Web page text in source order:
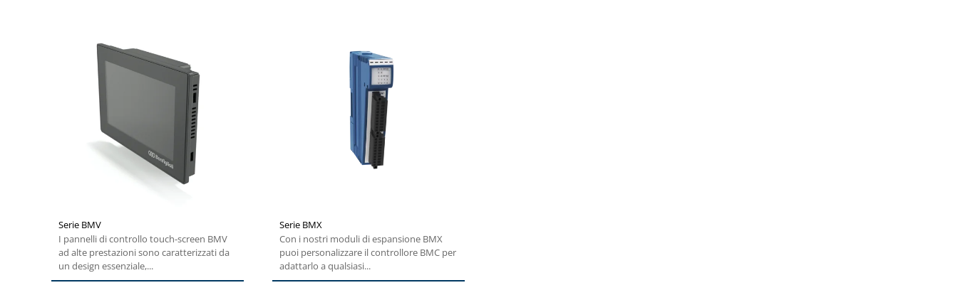
Serie BMV
I pannelli di controllo touch-screen BMV
ad alte prestazioni sono caratterizzati da
un design essenziale,...
Serie BMX
Con i nostri moduli di espansione BMX
puoi personalizzare il controllore BMC per
adattarlo a qualsiasi...